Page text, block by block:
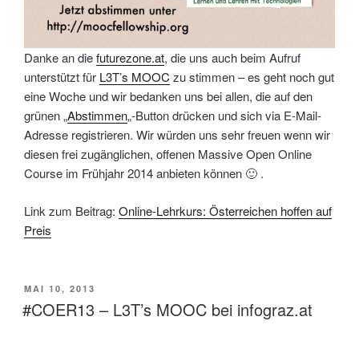
Danke an diefuturezone.at, die uns auch beim Aufruf
unterstützt für L3T’s MOOC zu stimmen – es geht noch gut
eine Woche und wir bedanken uns bei allen, die auf den
grünen „Abstimmen„-Button drücken und sich via E-Mail-
Adresse registrieren. Wir würden uns sehr freuen wenn wir
diesen frei zugänglichen, offenen Massive Open Online
Course im Frühjahr 2014 anbieten können 🙂 .
Link zum Beitrag: Online-Lehrkurs: Österreichen hoffen auf
Preis
VERÖFFENTLICHT
AM
MAI 10, 2013
#COER13 – L3T’s MOOC bei infograz.at